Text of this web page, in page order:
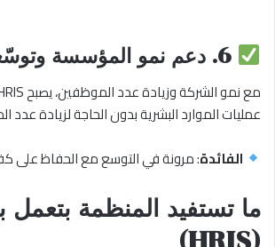
6. دعم نمو المؤسسة
عمليات الموارد البشرية بدون الحاجة لزيادة عدد
الفائدة: مرونة في التوسع مع الحفاظ على
ما تستفيد المنظمة بتعمل
(HRIS)